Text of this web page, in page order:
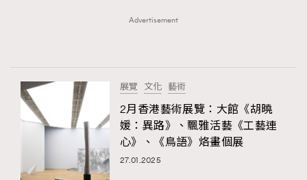
Japan | Portugal |
Advertisement
展覽 文化 藝術
2月香港藝術展覽：大館《胡曉
媛：異路》、飄雅活藝《工藝連
心》、《鳥語》烙畫個展
27.01.2025